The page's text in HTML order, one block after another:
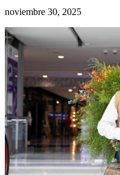
noviembre 30, 2025